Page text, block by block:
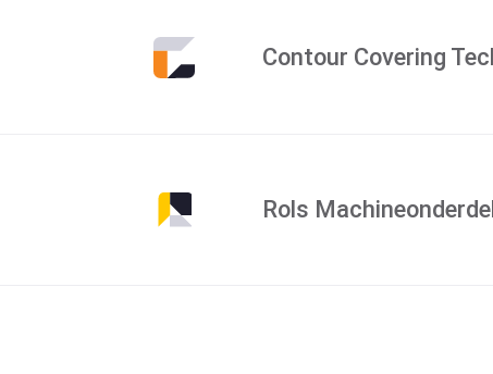
Contour Covering
Rols